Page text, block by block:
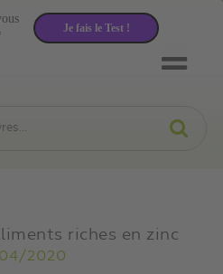
riches en zinc
2020
Je fais le Test !